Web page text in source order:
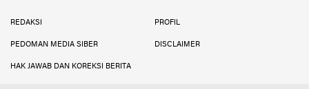
REDAKSI
PROFIL
PEDOMAN MEDIA SIBER DISCLAIMER
HAK JAWAB DAN KOREKSI BERITA